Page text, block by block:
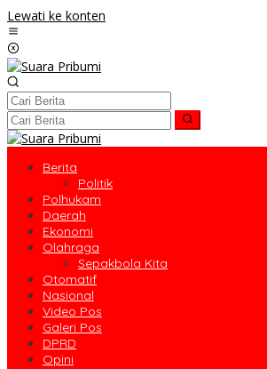
Lewati ke konten
Berita
Politik
Polhukam
Daerah
Ekonomi
Olahraga
Sepakbola Kita
Otomatif
Nasional
Video Pos
Galeri Pos
DPRD
Opini